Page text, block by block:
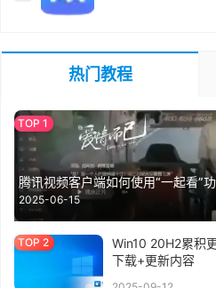
热门教程
腾讯视频客户端如何使用“一起看”
2025-06-15
Win10 20H2累积
下载+更新内容